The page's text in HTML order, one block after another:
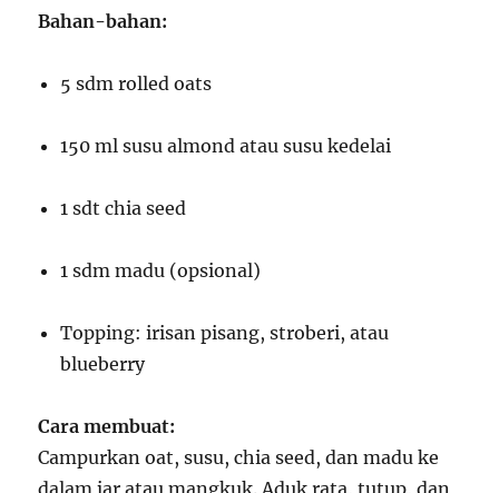
Bahan-bahan:
5 sdm rolled oats
150 ml susu almond atau susu kedelai
1 sdt chia seed
1 sdm madu (opsional)
Topping: irisan pisang, stroberi, atau
blueberry
Cara membuat:
Campurkan oat, susu, chia seed, dan madu ke
dalam jar atau mangkuk. Aduk rata, tutup, dan